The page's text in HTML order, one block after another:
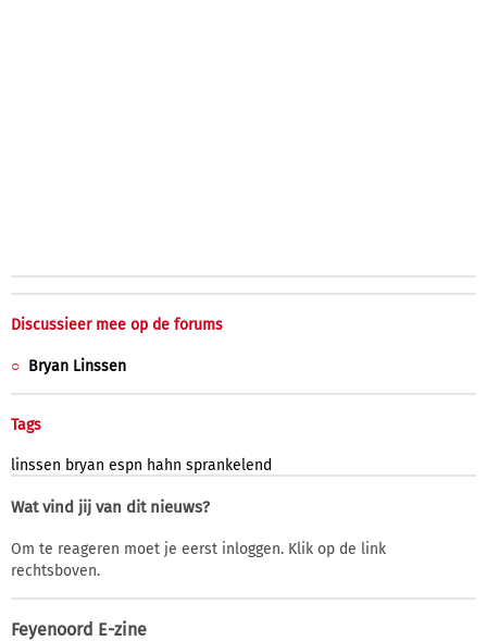
Discussieer mee op de forums
Bryan Linssen
Tags
linssen bryan espn hahn sprankelend
Wat vind jij van dit nieuws?
Om te reageren moet je eerst inloggen. Klik op de link
rechtsboven.
Feyenoord E-zine